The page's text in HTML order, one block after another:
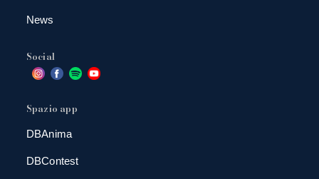
News
Social
Spazio app
DBAnima
DBContest